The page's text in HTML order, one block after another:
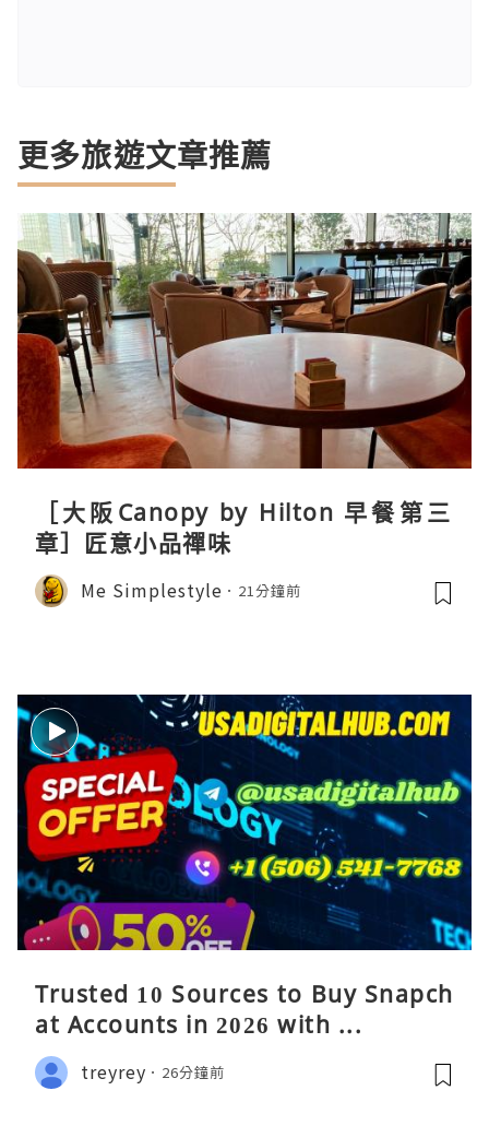
更多旅遊文章推薦
［大阪Canopy by Hilton 早餐第三
章］匠意小品禪味
Me Simplestyle 21分鐘前
Trusted 10 Sources to Buy Snapch
at Accounts in 2026 with ...
treyrey 26分鐘前